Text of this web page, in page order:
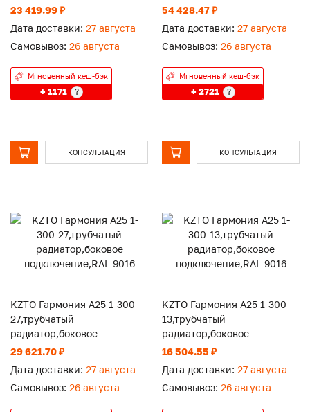
подключение,RAL 9016
23 419.99 ₽
Дата доставки: 27 августа
Самовывоз: 26 августа
Мгновенный кеш-бэк
+ 1171 ?
КОНСУЛЬТАЦИЯ
подключение,RAL 9016
54 428.47 ₽
Дата доставки: 27 августа
Самовывоз: 26 августа
Мгновенный кеш-бэк
+ 2721 ?
КОНСУЛЬТАЦИЯ
KZTO Гармония А25 1-300-
27,трубчатый
радиатор,боковое
подключение,RAL 9016
29 621.70 ₽
Дата доставки: 27 августа
Самовывоз: 26 августа
KZTO Гармония А25 1-300-
13,трубчатый
радиатор,боковое
подключение,RAL 9016
16 504.55 ₽
Дата доставки: 27 августа
Самовывоз: 26 августа